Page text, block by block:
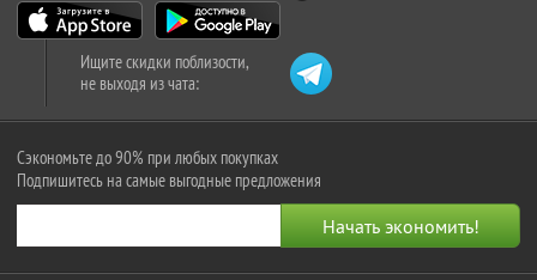
Ищите скидки поблизости,
не выходя из чата:
Сэкономьте до 90% при любых покупках
Подпишитесь на самые выгодные предложения